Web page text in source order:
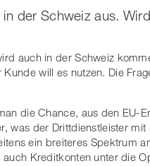
der Schweiz aus.
auch in der Schweiz
will es nutzen. Die
die Chance, aus den EU-
was der Drittdienstleister
ein breiteres Spektrum
Kreditkonten unter die